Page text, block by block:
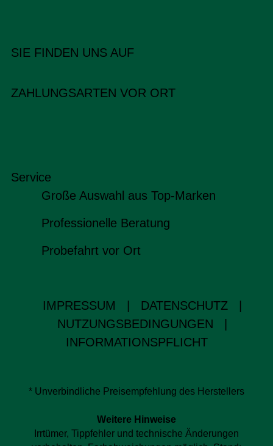
SIE FINDEN UNS AUF
ZAHLUNGSARTEN VOR ORT
Service
Große Auswahl aus Top-Marken
Professionelle Beratung
Probefahrt vor Ort
IMPRESSUM DATENSCHUTZ
NUTZUNGSBEDINGUNGEN
INFORMATIONSPFLICHT
* Unverbindliche Preisempfehlung des Herstellers
Weitere Hinweise
Irrtümer, Tippfehler und technische Änderungen